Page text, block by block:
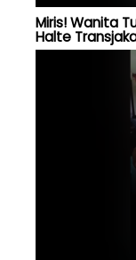
Miris! Wanita
Halte